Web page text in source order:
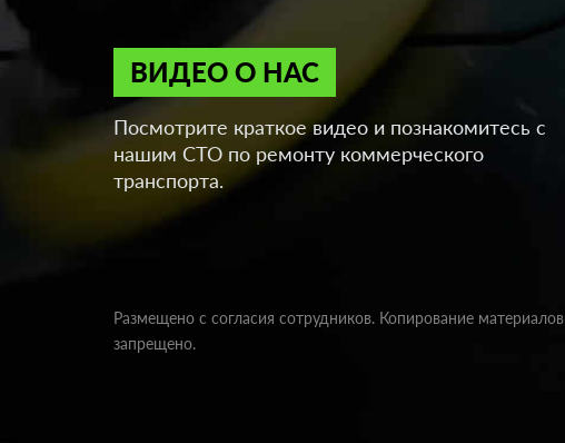
ВИДЕО О НАС
Посмотрите краткое видео и познакомитесь с
нашим СТО по ремонту коммерческого
транспорта.
Размещено с согласия сотрудников. Копирование материалов
запрещено.